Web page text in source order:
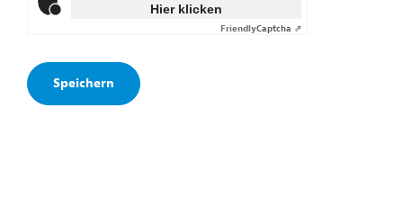
Hier klicken
FriendlyCaptcha ⇗